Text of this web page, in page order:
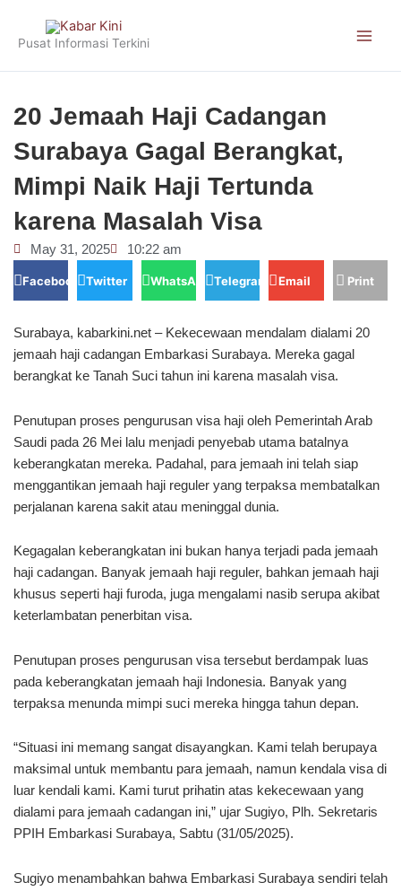
content
Pusat Informasi Terkini
20 Jemaah Haji Cadangan
Surabaya Gagal Berangkat,
Mimpi Naik Haji Tertunda
karena Masalah Visa
May 31, 2025 10:22 am
Facebook Twitter WhatsApp Telegram Email Print
Surabaya, kabarkini.net – Kekecewaan mendalam dialami 20
jemaah haji cadangan Embarkasi Surabaya. Mereka gagal
berangkat ke Tanah Suci tahun ini karena masalah visa.
Penutupan proses pengurusan visa haji oleh Pemerintah Arab
Saudi pada 26 Mei lalu menjadi penyebab utama batalnya
keberangkatan mereka. Padahal, para jemaah ini telah siap
menggantikan jemaah haji reguler yang terpaksa membatalkan
perjalanan karena sakit atau meninggal dunia.
Kegagalan keberangkatan ini bukan hanya terjadi pada jemaah
haji cadangan. Banyak jemaah haji reguler, bahkan jemaah haji
khusus seperti haji furoda, juga mengalami nasib serupa akibat
keterlambatan penerbitan visa.
Penutupan proses pengurusan visa tersebut berdampak luas
pada keberangkatan jemaah haji Indonesia. Banyak yang
terpaksa menunda mimpi suci mereka hingga tahun depan.
“Situasi ini memang sangat disayangkan. Kami telah berupaya
maksimal untuk membantu para jemaah, namun kendala visa di
luar kendali kami. Kami turut prihatin atas kekecewaan yang
dialami para jemaah cadangan ini,” ujar Sugiyo, Plh. Sekretaris
PPIH Embarkasi Surabaya, Sabtu (31/05/2025).
Sugiyo menambahkan bahwa Embarkasi Surabaya sendiri telah